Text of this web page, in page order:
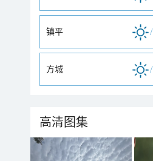
镇平 /
方城 /
高清图集